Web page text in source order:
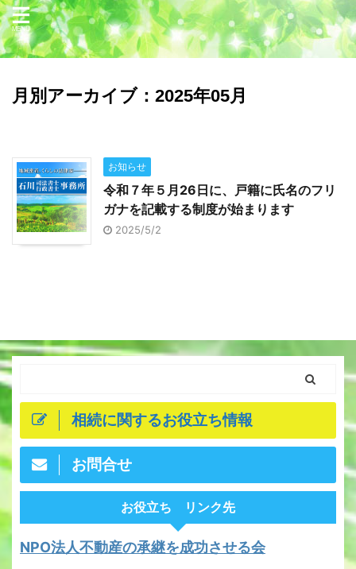
月別アーカイブ：2025年05月
お知らせ
令和７年５月26日に、戸籍に氏名のフリ
ガナを記載する制度が始まります
2025/5/2
相続に関するお役立ち情報
お問合せ
お役立ち リンク先
NPO法人不動産の承継を成功させる会